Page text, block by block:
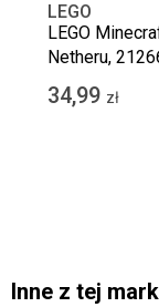
LEGO
LEGO
Netheru,
34,99 zł
Inne z tej